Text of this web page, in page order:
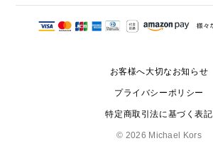
サンダル
スニーカー
▶ ウェア
サイズ交換はできますか？
会社概要
お客様へ大切なお知らせ
プライバシーポリシー
特定商取引法に基づく表記
© 2026 Michael Kors